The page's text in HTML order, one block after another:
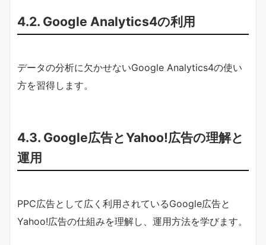
4.2. Google Analytics4の利用
データの分析に欠かせないGoogle Analytics4の使い
方を習得します。
4.3. Google広告とYahoo!広告の理解と
運用
PPC広告として広く利用されているGoogle広告と
Yahoo!広告の仕組みを理解し、運用方法を学びます。